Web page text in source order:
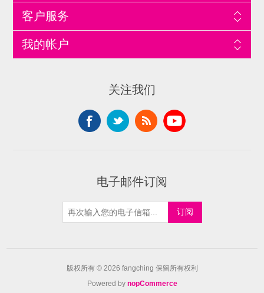
客户服务
我的帐户
关注我们
电子邮件订阅
版权所有 © 2026 fangching 保留所有权利
Powered by nopCommerce